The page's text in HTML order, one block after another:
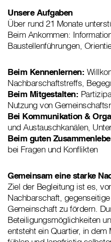
Unsere Aufgaben
Über rund 21 Monate
Beim Ankommen:
Baustellenführungen,
Beim Kennenlernen:
Nachbarschaftstreffs,
Beim Mitgestalten:
Nutzung von
Bei Kommunikation &
und Austauschkanälen,
Beim guten
bei Fragen und Konflikten
Gemeinsam eine starke
Ziel der Begleitung ist es,
Nachbarschaft,
Gemeinschaft zu fördern.
Beteiligungsmöglichkeiten
entsteht ein Quartier, in